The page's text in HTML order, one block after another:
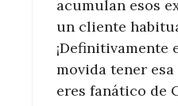
acumulan esos
un cliente
¡Definitivamente
movida tener
eres fanático de